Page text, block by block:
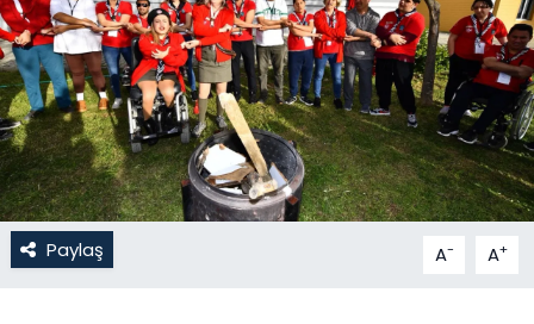
Paylaş A- A+
Gündem
KKTC
KKTC YEREL SEÇİM 2018
Kültür Sanat